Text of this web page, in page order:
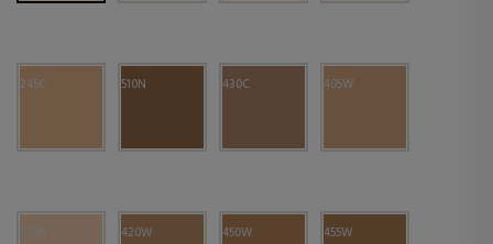
245C 510N 430C 405W
120N 420W 450W 455W